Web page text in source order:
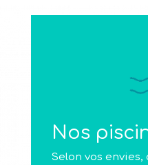
Nos
Selon vos